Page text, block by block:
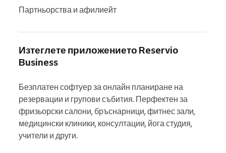
Партньорства и афилиейт
Изтеглете приложението Reservio
Business
Безплатен софтуер за онлайн планиране на
резервации и групови събития. Перфектен за
фризьорски салони, бръснарници, фитнес зали,
медицински клиники, консултации, йога студия,
учители и други.